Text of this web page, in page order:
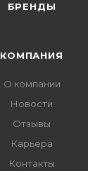
БРЕНДЫ
КОМПАНИЯ
О компании
Новости
Отзывы
Карьера
Контакты